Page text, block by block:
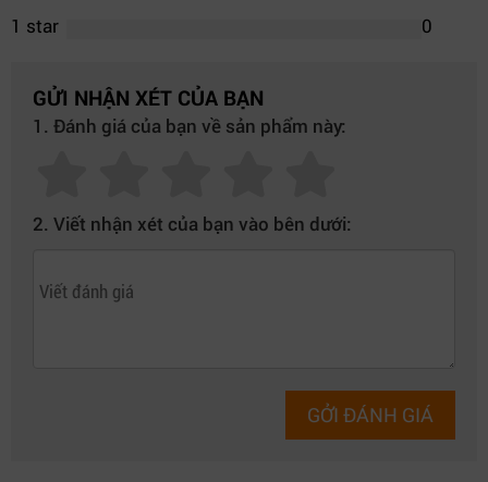
1 star
0
GỬI NHẬN XÉT CỦA BẠN
1. Đánh giá của bạn về sản phẩm này:
2. Viết nhận xét của bạn vào bên dưới:
GỞI ĐÁNH GIÁ